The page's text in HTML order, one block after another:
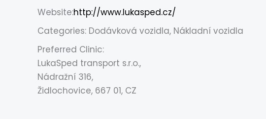
Website:http://www.lukasped.cz/
Categories: Dodávková vozidla, Nákladní vozidla
Preferred Clinic:
LukaSped transport s.r.o.,
Nádražní 316,
Židlochovice, 667 01, CZ